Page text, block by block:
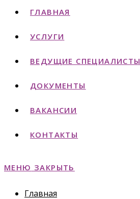
ГЛАВНАЯ
УСЛУГИ
ВЕДУЩИЕ СПЕЦИАЛИСТЫ
ДОКУМЕНТЫ
ВАКАНСИИ
КОНТАКТЫ
МЕНЮ ЗАКРЫТЬ
Главная